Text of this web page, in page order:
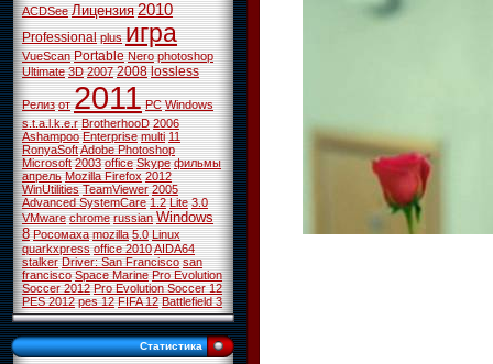
ACDSee Лицензия 2010
Professional plus игра
VueScan Portable Nero photoshop
Ultimate 3D 2007 2008 lossless
Релиз от 2011 PC Windows
s.t.a.l.k.e.r BrotherhooD 2006
Ashampoo Enterprise multi 11
RonyaSoftAdobe Photoshop
Microsoft 2003 office Skype фильмы
апрель Mozilla Firefox 2012
WinUtilities TeamViewer 2005
Advanced SystemCare 1.2 Lite 3.0
VMware chrome russian Windows
8 Росомаха mozilla 5.0 Linux
quarkxpress office 2010AIDA64
stalker Driver: San Francisco san
francisco Space Marine Pro Evolution
Soccer 2012 Pro Evolution Soccer 12
PES 2012 pes 12 FIFA 12 Battlefield 3
Статистика